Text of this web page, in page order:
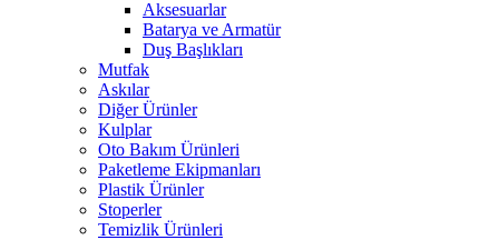
Aksesuarlar
Batarya ve Armatür
Duş Başlıkları
Mutfak
Askılar
Diğer Ürünler
Kulplar
Oto Bakım Ürünleri
Paketleme Ekipmanları
Plastik Ürünler
Stoperler
Temizlik Ürünleri